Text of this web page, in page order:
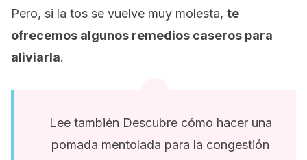
Pero, si la tos se vuelve muy molesta, te
ofrecemos algunos remedios caseros para
aliviarla.
Lee también Descubre cómo hacer una
pomada mentolada para la congestión